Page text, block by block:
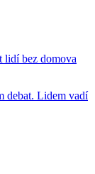
lidí bez domova
debat. Lidem vadí